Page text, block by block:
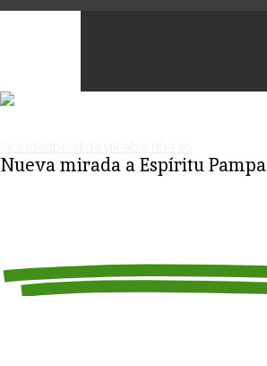
Nueva mirada a Espíritu Pampa